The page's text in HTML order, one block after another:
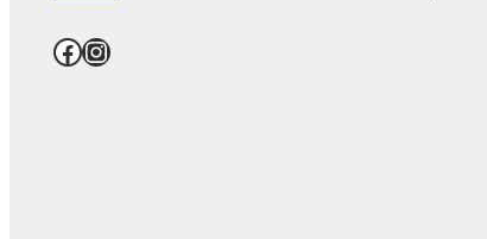
Facebook Instagram